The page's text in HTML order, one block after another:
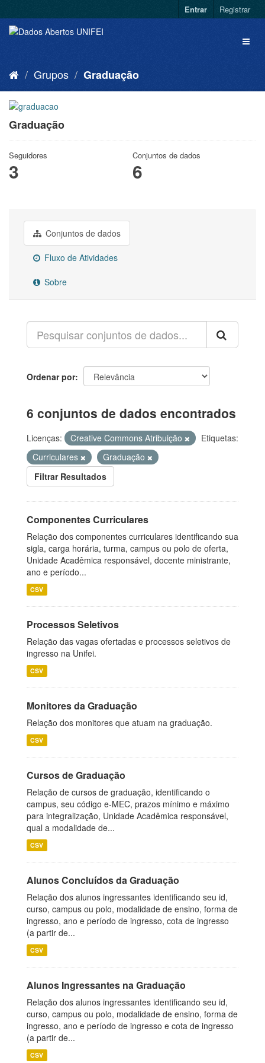
Entrar Registrar
Grupos Graduação
Graduação
Seguidores
3
Conjuntos de dados
6
Conjuntos de dados
Fluxo de Atividades
Sobre
Ordenar por
6 conjuntos de dados encontrados
Licenças: Creative Commons Atribuição
Etiquetas:
Curriculares
Graduação
Filtrar Resultados
Componentes Curriculares
Relação dos componentes curriculares identificando sua
sigla, carga horária, turma, campus ou polo de oferta,
Unidade Acadêmica responsável, docente ministrante,
ano e período...
CSV
Processos Seletivos
Relação das vagas ofertadas e processos seletivos de
ingresso na Unifei.
CSV
Monitores da Graduação
Relação dos monitores que atuam na graduação.
CSV
Cursos de Graduação
Relação de cursos de graduação, identificando o
campus, seu código e-MEC, prazos mínimo e máximo
para integralização, Unidade Acadêmica responsável,
qual a modalidade de...
CSV
Alunos Concluídos da Graduação
Relação dos alunos ingressantes identificando seu id,
curso, campus ou polo, modalidade de ensino, forma de
ingresso, ano e período de ingresso, cota de ingresso
(a partir de...
CSV
Alunos Ingressantes na Graduação
Relação dos alunos ingressantes identificando seu id,
curso, campus ou polo, modalidade de ensino, forma de
ingresso, ano e período de ingresso e cota de ingresso
(a partir de...
CSV